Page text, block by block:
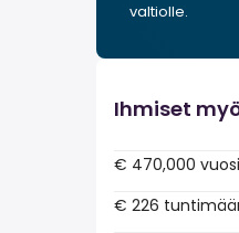
valtiolle.
Ihmiset
€ 470,000
€ 226